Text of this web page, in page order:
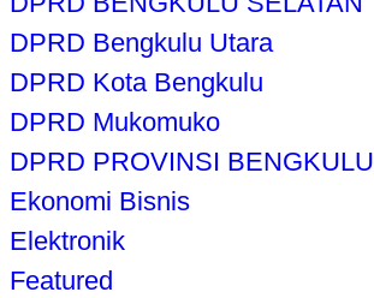
DPRD Bengkulu Utara
DPRD Kota Bengkulu
DPRD Mukomuko
DPRD PROVINSI BENGKULU
Ekonomi Bisnis
Elektronik
Featured